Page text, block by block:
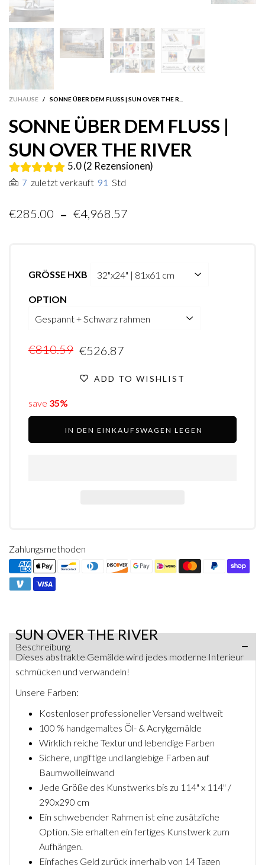
ZUHAUSE / SONNE ÜBER DEM FLUSS | SUN OVER THE R...
SONNE ÜBER DEM FLUSS |
SUN OVER THE RIVER
5.0 (2 Rezensionen)
7 zuletzt verkauft 91 Std
€285.00 - €4,968.57
GRÖSSE HXB
OPTION
€810.59 €526.87
ADD TO WISHLIST
save 35%
IN DEN EINKAUFSWAGEN LEGEN
Zahlungsmethoden
Beschreibung
SUN OVER THE RIVER
Dieses abstrakte Gemälde wird jedes moderne Interieur
schmücken und verwandeln!
Unsere Farben:
Kostenloser professioneller Versand weltweit
100 % handgemaltes Öl- & Acrylgemälde
Wirklich reiche Textur und lebendige Farben
Sichere, ungiftige und langlebige Farben auf
Baumwollleinwand
Jede Größe des Kunstwerks bis zu 114" x 114" /
290x290 cm
Ein schwebender Rahmen ist eine zusätzliche
Option. Sie erhalten ein fertiges Kunstwerk zum
Aufhängen.
Einfaches Geld zurück innerhalb von 14 Tagen